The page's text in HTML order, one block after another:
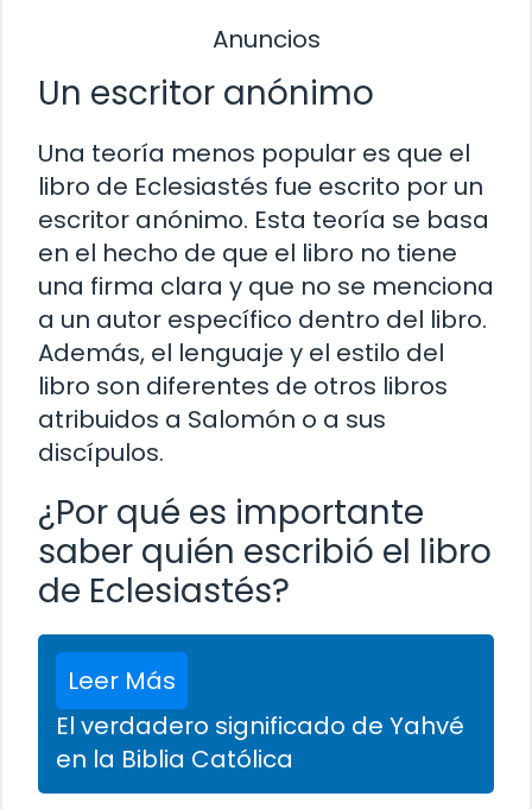
Anuncios
Un escritor anónimo
Una teoría menos popular es que el
libro de Eclesiastés fue escrito por un
escritor anónimo. Esta teoría se basa
en el hecho de que el libro no tiene
una firma clara y que no se menciona
a un autor específico dentro del libro.
Además, el lenguaje y el estilo del
libro son diferentes de otros libros
atribuidos a Salomón o a sus
discípulos.
¿Por qué es importante
saber quién escribió el libro
de Eclesiastés?
Leer Más
El verdadero significado de Yahvé
en la Biblia Católica